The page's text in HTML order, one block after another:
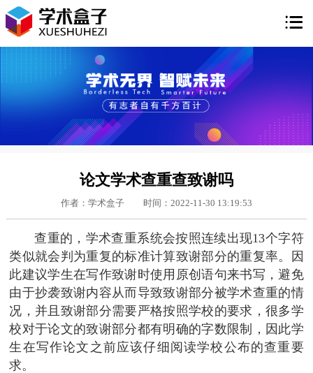

论文学术查重查致谢吗
作者：学术盒子 时间：2022-11-30 13:19:53
查重的，学术查重系统会按照连续出现13个字符
类似就会判为重复的标准计算致谢部分的重复率。因
此建议学生在写作致谢时使用原创语句来书写，避免
由于抄袭致谢内容从而导致致谢部分被学术查重的情
况，并且致谢部分需要严格按照学校的要求，很多学
校对于论文的致谢部分都有明确的字数限制，因此学
生在写作论文之前应该仔细阅读学校公布的查重要
求。